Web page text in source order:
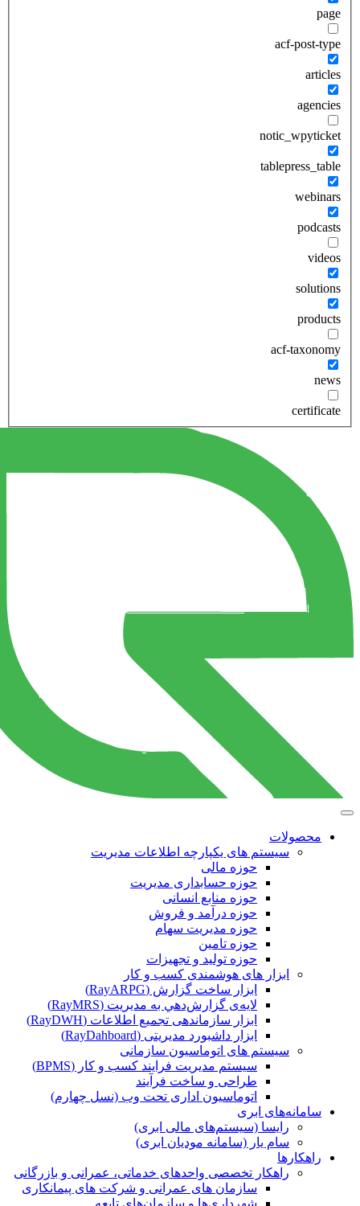
page
acf-post-type
articles
agencies
notic_wpyticket
tablepress_table
webinars
podcasts
videos
solutions
products
acf-taxonomy
news
certificate
محصولات
سیستم های یکپارچه اطلاعات مدیریت
حوزه مالی
حوزه حسابداری مدیریت
حوزه منابع انسانی
حوزه درآمد و فروش
حوزه مدیریت سهام
حوزه تامین
حوزه تولید و تجهیزات
ابزار های هوشمندی کسب و کار
ابزار ساخت گزارش (RayARPG)
لایه‌ی گزارش‌دهي به مديريت (RayMRS)
ابزار سازماندهی تجمیع اطلاعات (RayDWH)
ابزار داشبورد مدیریتی (RayDahboard)
سیستم های اتوماسیون سازمانی
سیستم مدیریت فرایند کسب و کار (BPMS)
طراحی و ساخت فرآیند
اتوماسیون اداری تحت وب (نسل چهارم)
سامانه‌های ابری
رایسا (سیستم‌های مالی ابری)
سام یار (سامانه مودیان ابری)
راهکارها
راهکار تخصصی واحدهای خدماتی، عمرانی و بازرگانی
سازمان های عمرانی و شرکت های پیمانکاری
شهرداری‌ها و سازمان‌های تابعه